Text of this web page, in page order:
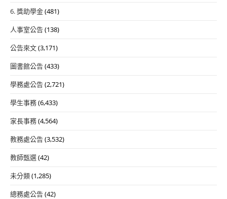
6. 獎助學金(481)
人事室公告(138)
公告來文(3,171)
圖書館公告(433)
學務處公告(2,721)
學生事務(6,433)
家長事務(4,564)
教務處公告(3,532)
教師甄選(42)
未分類(1,285)
總務處公告(42)